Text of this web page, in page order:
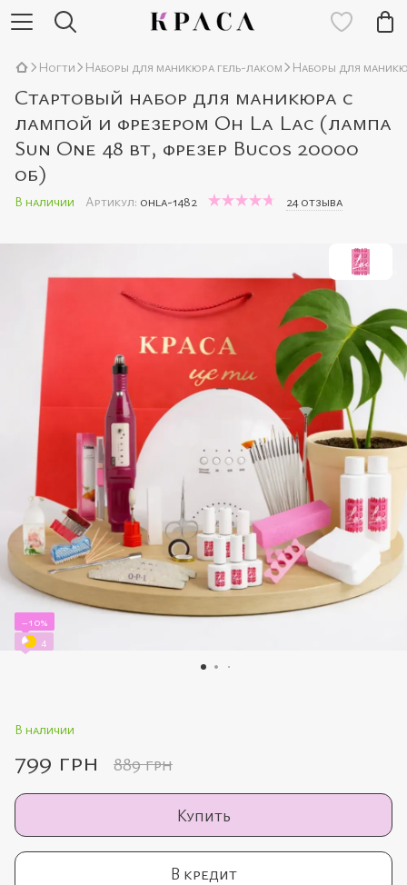
Ногти Наборы для маникюра гель-лаком Наборы для
Стартовый набор для маникюра с
лампой и фрезером Oh La Lac (лампа
Sun One 48 вт, фрезер Bucos 20000
об)
В наличии Артикул: ohla-1482 24 отзыва
−10%
4
В наличии
799 грн 889 грн
Купить
В кредит